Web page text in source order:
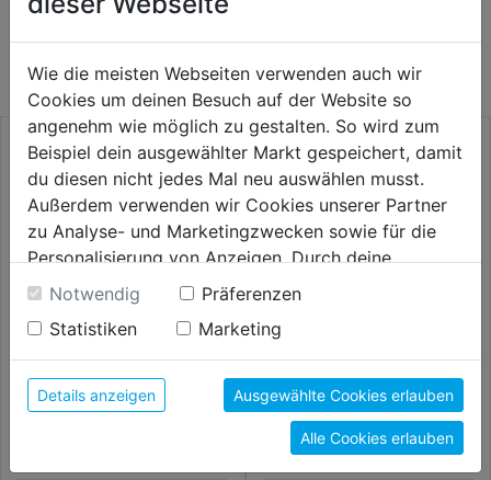
WEITERE PRODUKTE AUS DIESER
7tlg. 2,5-10mm lang
12,59€
Wie die meisten Webseiten verwenden auch wir
Cookies um deinen Besuch auf der Website so
angenehm wie möglich zu gestalten. So wird zum
Beispiel dein ausgewählter Markt gespeichert, damit
du diesen nicht jedes Mal neu auswählen musst.
Außerdem verwenden wir Cookies unserer Partner
zu Analyse- und Marketingzwecken sowie für die
Personalisierung von Anzeigen. Durch deine
Einwilligung werden die Daten von Drittanbieter,
unter anderem auch in den USA, verarbeitet.
Durch Klick auf "Alle Cookies erlauben" stimmst du
der Verwendung aller Cookies zu. Unter "Details
anzeigen" findest du alle Infos zu den
unterschiedlichen Cookies, unter "Cookies
Konfigurieren" kannst du auswählen, welche Cookies
du zulassen möchtest und welche nicht.
Notwendig
Präferenzen
Statistiken
Marketing
Details anzeigen Ausgewählte Cookies erlauben
Alle Cookies erlauben